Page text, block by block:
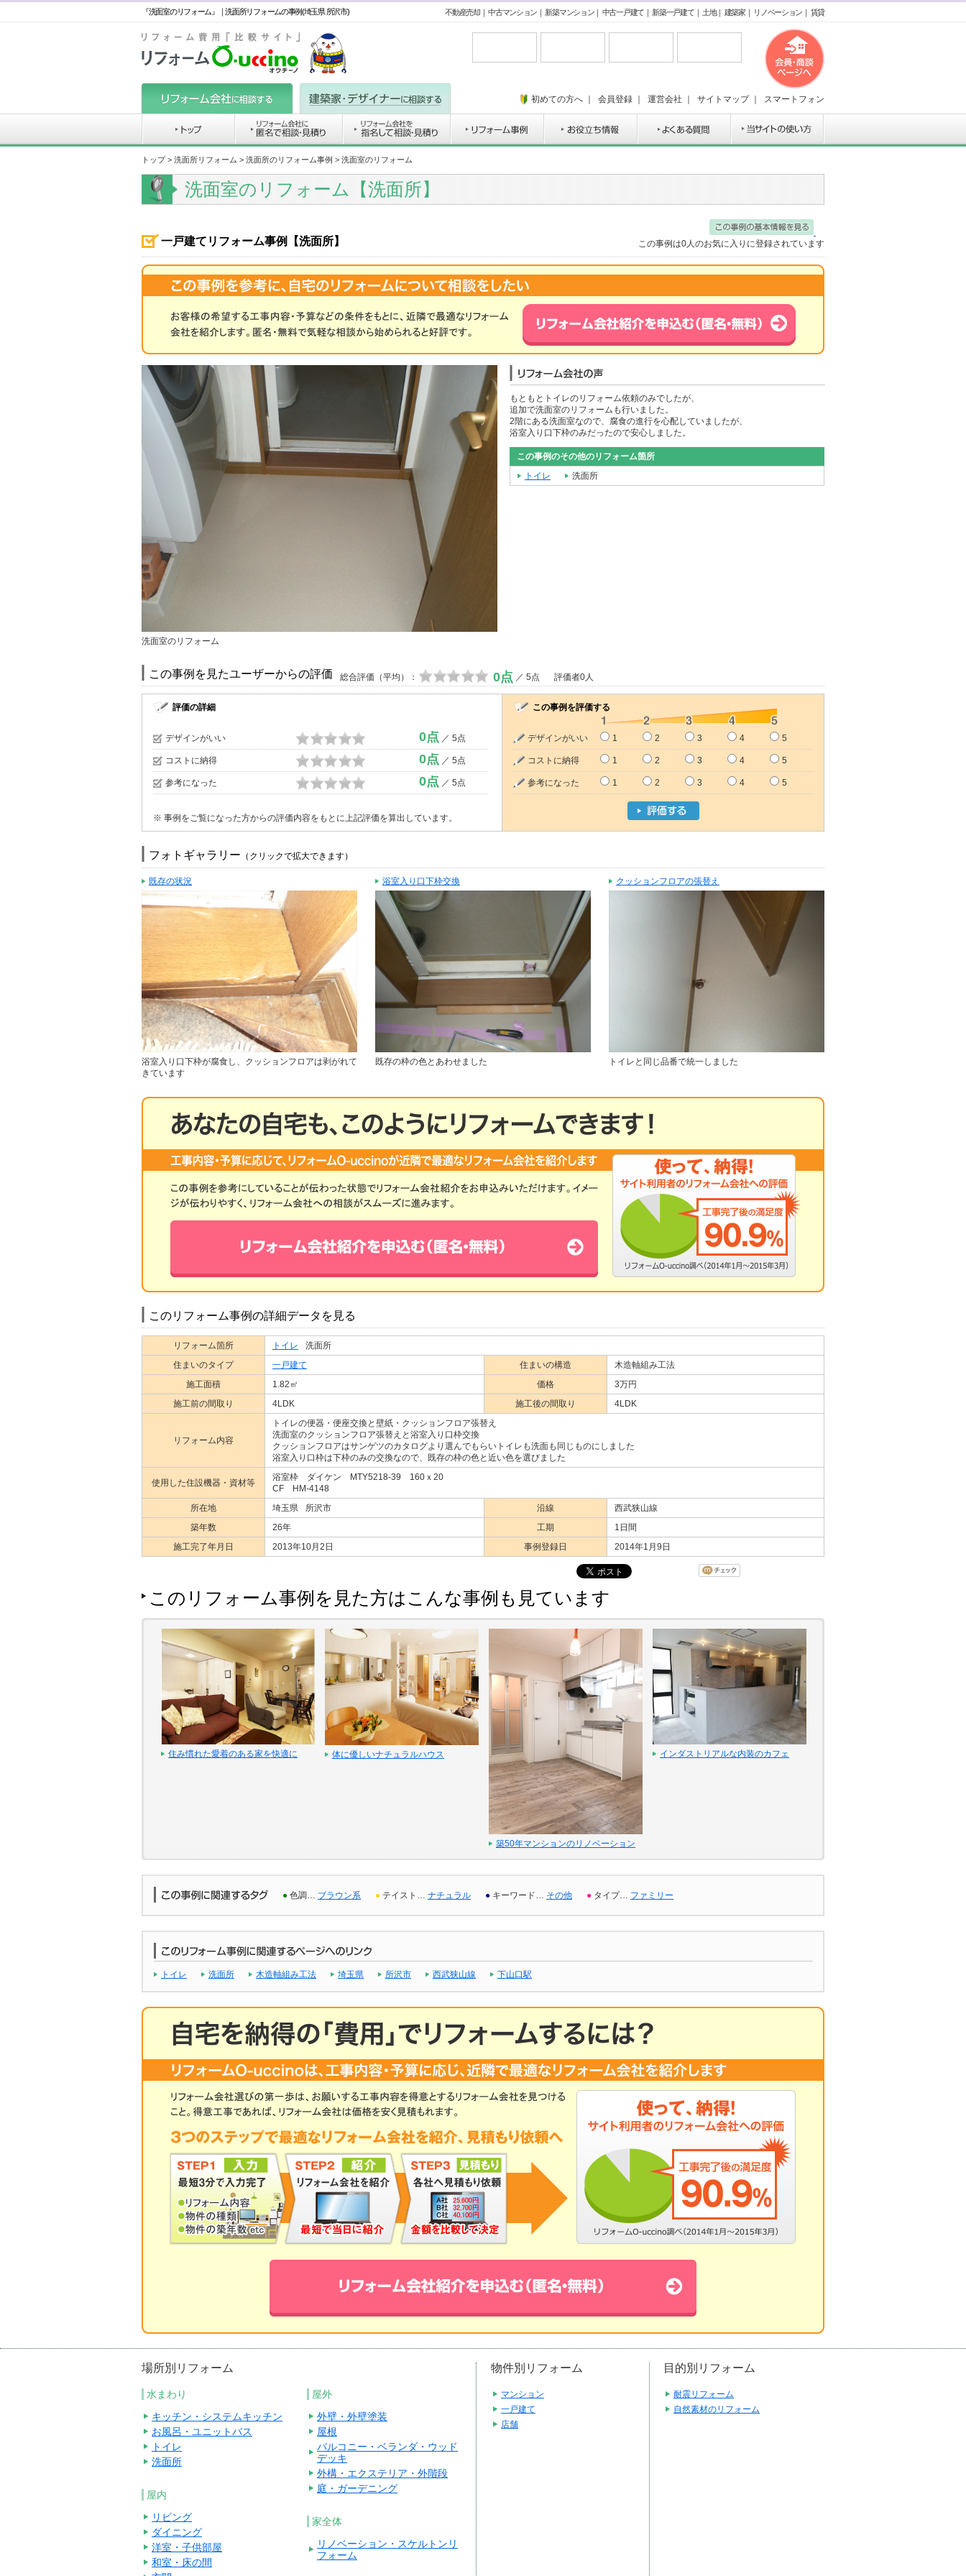
『洗面室のリフォーム』｜洗面所リフォームの事例(埼玉県 所沢市) 不動産売却｜ 中古マンション ｜ 新築マンション｜ 中古一戸建て｜ 新築一戸建て｜ 土地｜ 建築家｜ リノベーション ｜ 賃貸
初めての方へ 会員登録 運営会社 サイトマップ｜ スマートフォン
トップ> 洗面所リフォーム > 洗面所のリフォーム事例 > 洗面室のリフォーム
洗面室のリフォーム【洗面所】
一戸建てリフォーム事例【洗面所】 この事例は0人のお気に入りに登録されています
もともとトイレのリフォーム依頼のみでしたが、
追加で洗面室のリフォームも行いました。
2階にある洗面室なので、腐食の進行を心配していましたが、
浴室入り口下枠のみだったので安心しました。
この事例のその他のリフォーム箇所
トイレ
洗面所
洗面室のリフォーム
この事例を見たユーザーからの評価 総合評価（平均）： 0点 ／ 5点 評価者0人
評価の詳細
デザインがいい 0点 ／ 5点
コストに納得 0点 ／ 5点
参考になった 0点 ／ 5点
※ 事例をご覧になった方からの評価内容をもとに上記評価を算出しています。
この事例を評価する
デザインがいい 1 2 3 4 5
コストに納得 1 2 3 4 5
参考になった 1 2 3 4 5
フォトギャラリー （クリックで拡大できます）
既存の状況
浴室入り口下枠が腐食し、クッションフロアは剥がれて
きています
浴室入り口下枠交換
既存の枠の色とあわせました
クッションフロアの張替え
トイレと同じ品番で統一しました
このリフォーム事例の詳細データを見る
リフォーム箇所 トイレ
洗面所
住まいのタイプ
一戸建て 住まいの構造
木造軸組み工法
施工面積
1.82㎡ 価格
3万円
施工前の間取り
4LDK 施工後の間取り 4LDK
リフォーム内容
トイレの便器・便座交換と壁紙・クッションフロア張替え
洗面室のクッションフロア張替えと浴室入り口枠交換
クッションフロアはサンゲツのカタログより選んでもらいトイレも洗面も同じものにしました
浴室入り口枠は下枠のみの交換なので、既存の枠の色と近い色を選びました
使用した住設機器・資材等
浴室枠 ダイケン MTY5218-39 160ｘ20
CF HM-4148
所在地
埼玉県 所沢市 沿線
西武狭山線
築年数
26年 工期
1日間
施工完了年月日
2013年10月2日 事例登録日 2014年1月9日
このリフォーム事例を見た方はこんな事例も見ています
住み慣れた愛着のある家を快適に 体に優しいナチュラルハウス
築50年マンションのリノベーション
インダストリアルな内装のカフェ
● 色調… ブラウン系 ● テイスト… ナチュラル ● キーワード… その他 ● タイプ… ファミリー
トイレ 洗面所 木造軸組み工法 埼玉県 所沢市 西武狭山線 下山口駅
場所別リフォーム
水まわり
キッチン・システムキッチン
お風呂・ユニットバス
トイレ
洗面所
屋内
リビング
ダイニング
洋室・子供部屋
和室・床の間
屋外
外壁・外壁塗装
屋根
バルコニー・ベランダ・ウッド
デッキ
外構・エクステリア・外階段
庭・ガーデニング
家全体
リノベーション・スケルトンリ
フォーム
物件別リフォーム
マンション
一戸建て
店舗
目的別リフォーム
耐震リフォーム
自然素材のリフォーム